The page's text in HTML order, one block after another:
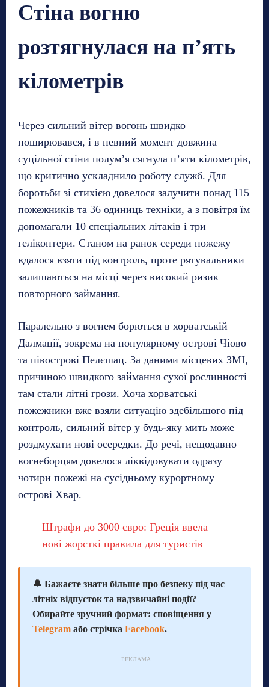
Стіна вогню
розтягнулася на п’ять
кілометрів
Через сильний вітер вогонь швидко
поширювався, і в певний момент довжина
суцільної стіни полум’я сягнула п’яти кілометрів,
що критично ускладнило роботу служб. Для
боротьби зі стихією довелося залучити понад 115
пожежників та 36 одиниць техніки, а з повітря їм
допомагали 10 спеціальних літаків і три
гелікоптери. Станом на ранок середи пожежу
вдалося взяти під контроль, проте рятувальники
залишаються на місці через високий ризик
повторного займання.
Паралельно з вогнем борються в хорватській
Далмації, зокрема на популярному острові Чіово
та півострові Пелєшац. За даними місцевих ЗМІ,
причиною швидкого займання сухої рослинності
там стали літні грози. Хоча хорватські
пожежники вже взяли ситуацію здебільшого під
контроль, сильний вітер у будь-яку мить може
роздмухати нові осередки. До речі, нещодавно
вогнеборцям довелося ліквідовувати одразу
чотири пожежі на сусідньому курортному
острові Хвар.
Штрафи до 3000 євро: Греція ввела
нові жорсткі правила для туристів
🔔 Бажаєте знати більше про безпеку під час
літніх відпусток та надзвичайні події?
Обирайте зручний формат: сповіщення у
Telegram або стрічка Facebook.
РЕКЛАМА